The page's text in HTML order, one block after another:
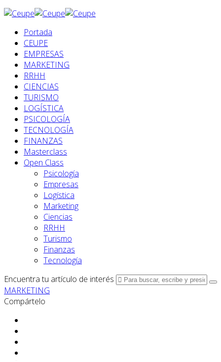
Portada
CEUPE
EMPRESAS
MARKETING
RRHH
CIENCIAS
TURISMO
LOGÍSTICA
PSICOLOGÍA
TECNOLOGÍA
FINANZAS
Masterclass
Open Class
Psicología
Empresas
Logística
Marketing
Ciencias
RRHH
Turismo
Finanzas
Tecnología
Encuentra tu artículo de interés
MARKETING
Compártelo